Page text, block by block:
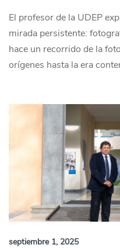
El profesor de la UDEP
mirada persistente:
hace un recorrido de la
orígenes hasta la era
septiembre 1, 2025